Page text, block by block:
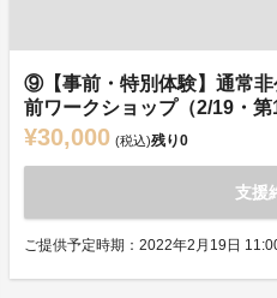
⑨【事前・特別体験】通常
前ワークショップ（2/19・第
¥30,000 (税込)残り0
支援
ご提供予定時期：2022年2月19日